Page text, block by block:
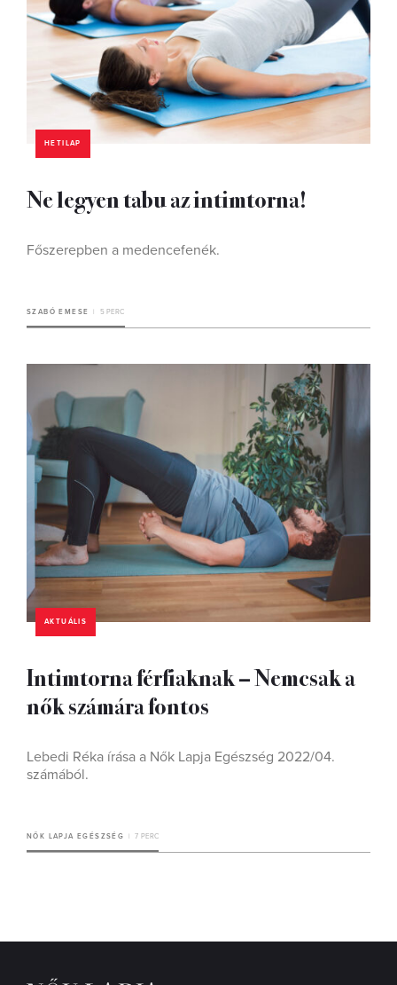
HETILAP
Ne legyen tabu az intimtorna!
Főszerepben a medencefenék.
SZABÓ EMESE 5 PERC
AKTUÁLIS
Intimtorna férfiaknak – Nemcsak a
nők számára fontos
Lebedi Réka írása a Nők Lapja Egészség 2022/04.
számából.
NŐK LAPJA EGÉSZSÉG 7 PERC